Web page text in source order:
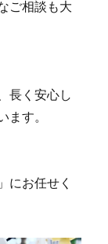
シ
ご相談も大
長く安心し
す。
にお任せく